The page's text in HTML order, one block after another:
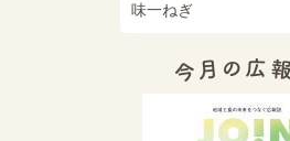
味一ねぎ